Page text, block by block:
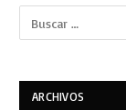
ARCHIVOS